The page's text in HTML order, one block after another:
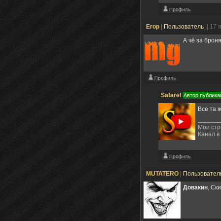
Егор Пользователь
| 17
А чё за
Safarel Автор
Все та
Мои
Канал
MUTATERO
Довакин,